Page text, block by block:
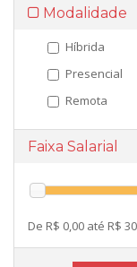
Modalidade
Híbrida
Presencial
Remota
Faixa Salarial
De R$ 0,00 até R$